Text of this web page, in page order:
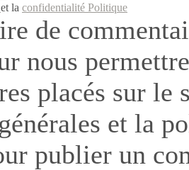
et la confidentialité Politique
de
nous
placés sur
et la
publier un